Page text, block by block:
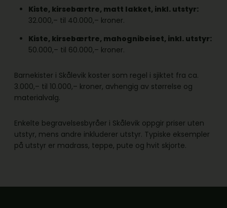
Kiste, kirsebærtre, matt lakket, inkl. utstyr:
32.000,– til 40.000,– kroner.
Kiste, kirsebærtre, mahognibeiset, inkl. utstyr:
50.000,– til 60.000,– kroner.
Barnekister i Skålevik koster som regel i sjiktet fra ca.
3.000,– til 10.000,– kroner, avhengig av størrelse og
materialvalg.
Enkelte begravelsesbyråer i Skålevik oppgir priser uten
utstyr, mens andre inkluderer utstyr. Typiske eksempler
på utstyr er madrass, teppe, pute og hvit skjorte.